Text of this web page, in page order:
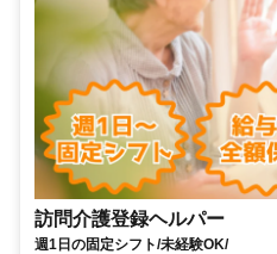
訪問介護登録ヘルパー
週1日の固定シフト/未経験OK/